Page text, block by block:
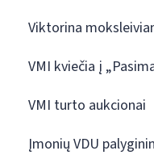
Viktorina
VMI kviečia į
VMI turto aukcionai
Įmonių VDU